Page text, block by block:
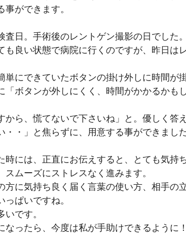
ができます。
査日。手術後のレントゲン撮影の日でした。
も良い状態で病院に行くのですが、昨日は
にできていたボタンの掛け外しに時間が
「ボタンが外しにくく、時間がかかるかも
から、慌てないで下さいね」と。優しく答
・」と焦らずに、用意する事ができました
時には、正直にお伝えすると、とても気持
ムーズにストレスなく進みます。
方に気持ち良く届く言葉の使い方、相手の
ぱいですね。
です。
ったら、今度は私が手助けできるように